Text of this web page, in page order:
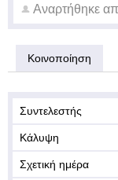
Αναρτήθηκε
Κοινοποίηση
Συντελεστής
Κάλυψη
Σχετική ημέρα